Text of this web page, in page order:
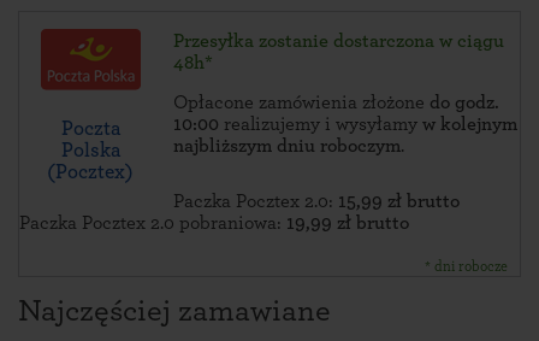
Poczta
Polska
(Pocztex)
Przesyłka zostanie dostarczona w ciągu
48h*
Opłacone zamówienia złożone do godz.
10:00 realizujemy i wysyłamy w kolejnym
najbliższym dniu roboczym.
Paczka Pocztex 2.0: 15,99 zł brutto
Paczka Pocztex 2.0 pobraniowa: 19,99 zł brutto
* dni robocze
Najczęściej zamawiane